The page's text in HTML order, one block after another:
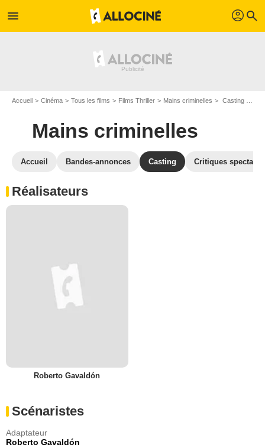
menu profil search
Accueil Cinéma Tous les films Films Thriller Mains criminelles Casting Mains criminelles
Mains criminelles
Accueil Bandes-annonces Casting Critiques
Réalisateurs
Roberto Gavaldón
Scénaristes
Adaptateur
Roberto Gavaldón